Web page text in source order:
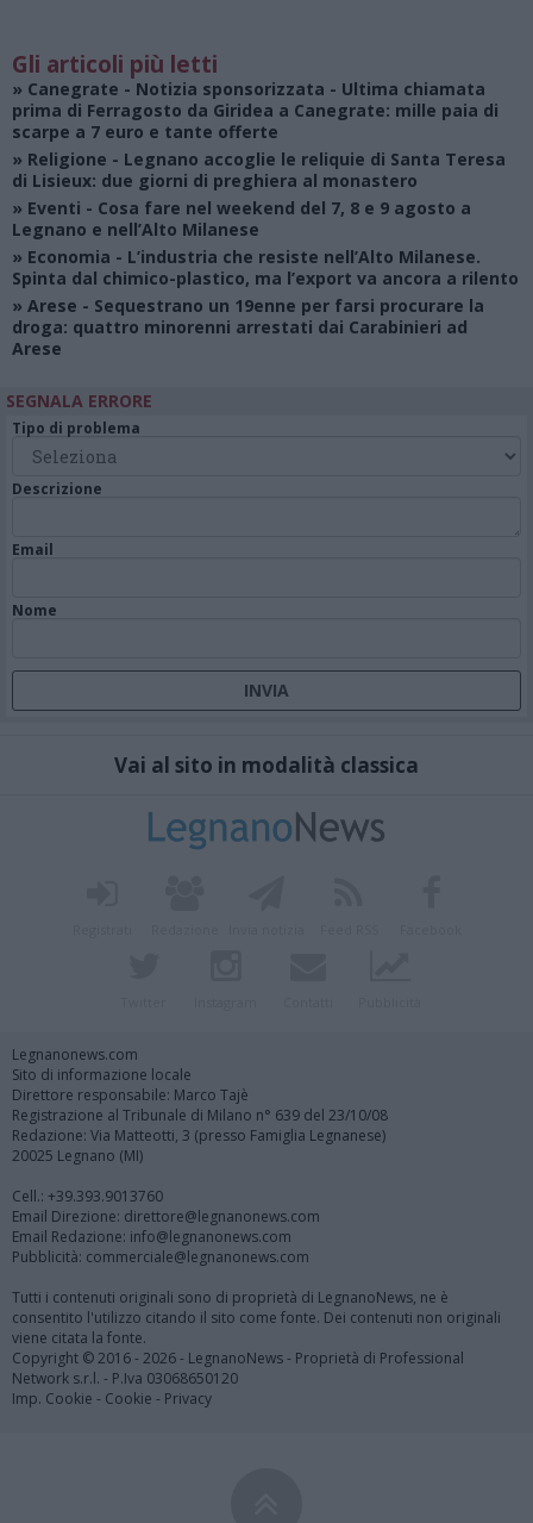
Gli articoli più letti
» Canegrate - Notizia sponsorizzata - Ultima chiamata
prima di Ferragosto da Giridea a Canegrate: mille paia di
scarpe a 7 euro e tante offerte
» Religione - Legnano accoglie le reliquie di Santa Teresa
di Lisieux: due giorni di preghiera al monastero
» Eventi - Cosa fare nel weekend del 7, 8 e 9 agosto a
Legnano e nell’Alto Milanese
» Economia - L’industria che resiste nell’Alto Milanese.
Spinta dal chimico-plastico, ma l’export va ancora a rilento
» Arese - Sequestrano un 19enne per farsi procurare la
droga: quattro minorenni arrestati dai Carabinieri ad
Arese
SEGNALA ERRORE
Tipo di problema
Descrizione
Email
Nome
Vai al sito in modalità classica
Legnanonews.com
Sito di informazione locale
Direttore responsabile: Marco Tajè
Registrazione al Tribunale di Milano n° 639 del 23/10/08
Redazione: Via Matteotti, 3 (presso Famiglia Legnanese)
20025 Legnano (MI)
Cell.: +39.393.9013760
Email Direzione: direttore@legnanonews.com
Email Redazione: info@legnanonews.com
Pubblicità: commerciale@legnanonews.com
Tutti i contenuti originali sono di proprietà di LegnanoNews, ne è
consentito l'utilizzo citando il sito come fonte. Dei contenuti non originali
viene citata la fonte.
Copyright © 2016 - 2026 - LegnanoNews - Proprietà di Professional
Network s.r.l. - P.Iva 03068650120
Imp. Cookie - Cookie - Privacy